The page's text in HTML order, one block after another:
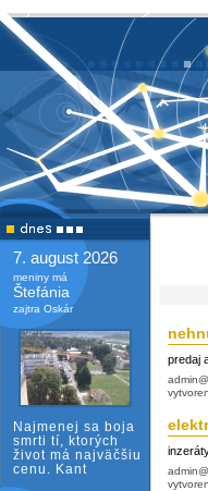
7. august 2026
meniny má
Štefánia
zajtra Oskár
Najmenej sa boja
smrti tí, ktorých
život má najväčšiu
cenu. Kant
predaj